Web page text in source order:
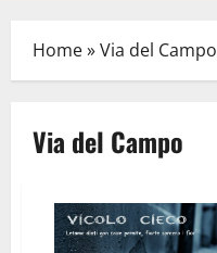
Home»Via del Campo
Via del Campo